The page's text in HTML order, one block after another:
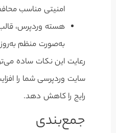
امنیتی مناسب
هسته وردپرس،
به‌صورت منظم
رعایت این نکات ساده
سایت وردپرسی شما را
رایج را کاهش دهد.
جمع‌بندی